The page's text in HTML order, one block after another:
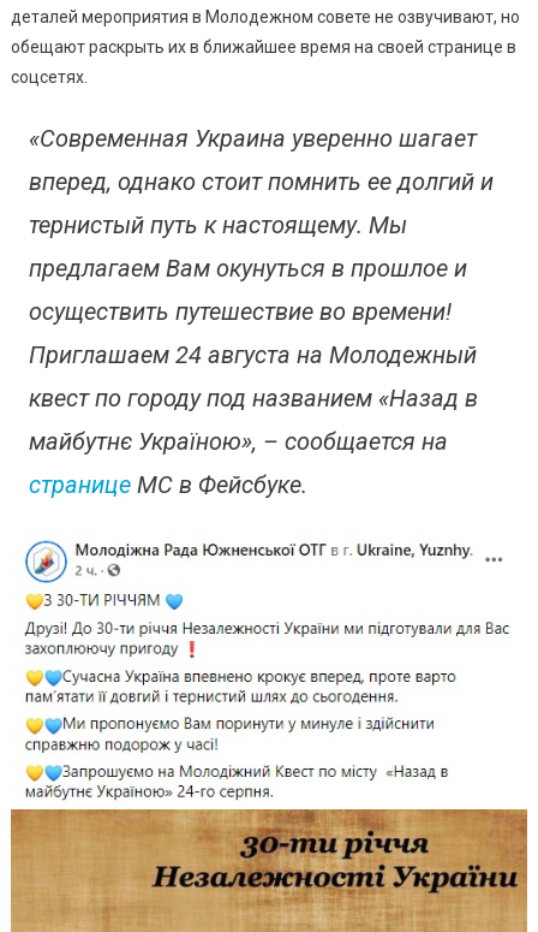
деталей мероприятия в Молодежном совете не озвучивают, но
обещают раскрыть их в ближайшее время на своей странице в
соцсетях.
«Современная Украина уверенно шагает
вперед, однако стоит помнить ее долгий и
тернистый путь к настоящему. Мы
предлагаем Вам окунуться в прошлое и
осуществить путешествие во времени!
Приглашаем 24 августа на Молодежный
квест по городу под названием «Назад в
майбутнє Україною», – сообщается на
страницеМС в Фейсбуке.